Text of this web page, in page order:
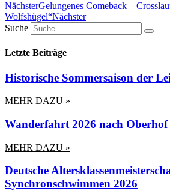
NächsterGelungenes Comeback –
Wolfshügel“Nächster
Suche
Letzte Beiträge
Historische Sommersaison der
MEHR DAZU »
Wanderfahrt 2026 nach Oberhof
MEHR DAZU »
Deutsche
Synchronschwimmen 2026